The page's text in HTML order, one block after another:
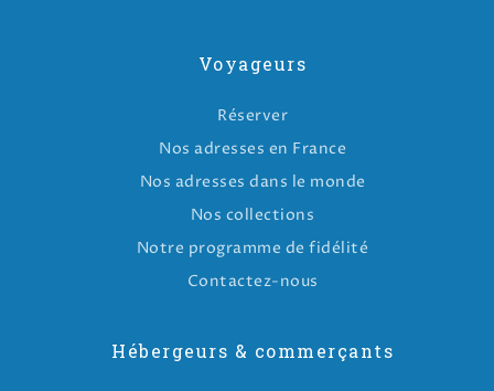
Voyageurs
Réserver
Nos adresses en France
Nos adresses dans le monde
Nos collections
Notre programme de fidélité
Contactez-nous
Hébergeurs & commerçants